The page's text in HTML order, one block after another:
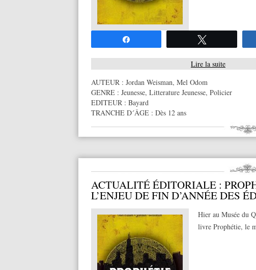
Lire la suite
AUTEUR : Jordan Weisman, Mel Odom
GENRE : Jeunesse, Litterature Jeunesse, Policier
EDITEUR : Bayard
TRANCHE D´ÂGE : Dès 12 ans
ACTUALITÉ ÉDITORIALE :
L’ENJEU DE FIN D’ANNÉE DES
Hier au Musée du
livre Prophétie, le